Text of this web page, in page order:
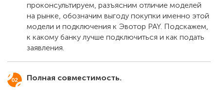
проконсультируем, разъясним отличие моделей
на рынке, обозначим выгоду покупки именно этой
модели и подключения к Эвотор PAY. Подскажем,
к какому банку лучше подключиться и как подать
заявления.
Полная совместимость.